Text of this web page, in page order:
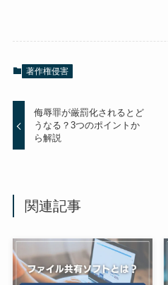
著作権侵害
侮辱罪が厳罰化されるとど
うなる？3つのポイントか
ら解説
関連記事